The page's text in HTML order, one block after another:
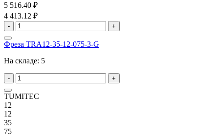
5 516.40 ₽
4 413.12 ₽
- +
Фреза TRA12-35-12-075-3-G
На складе: 5
- +
TUMITEC
12
12
35
75